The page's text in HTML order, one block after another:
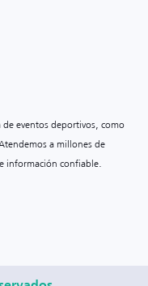
eventos deportivos, como
a millones de
información confiable.